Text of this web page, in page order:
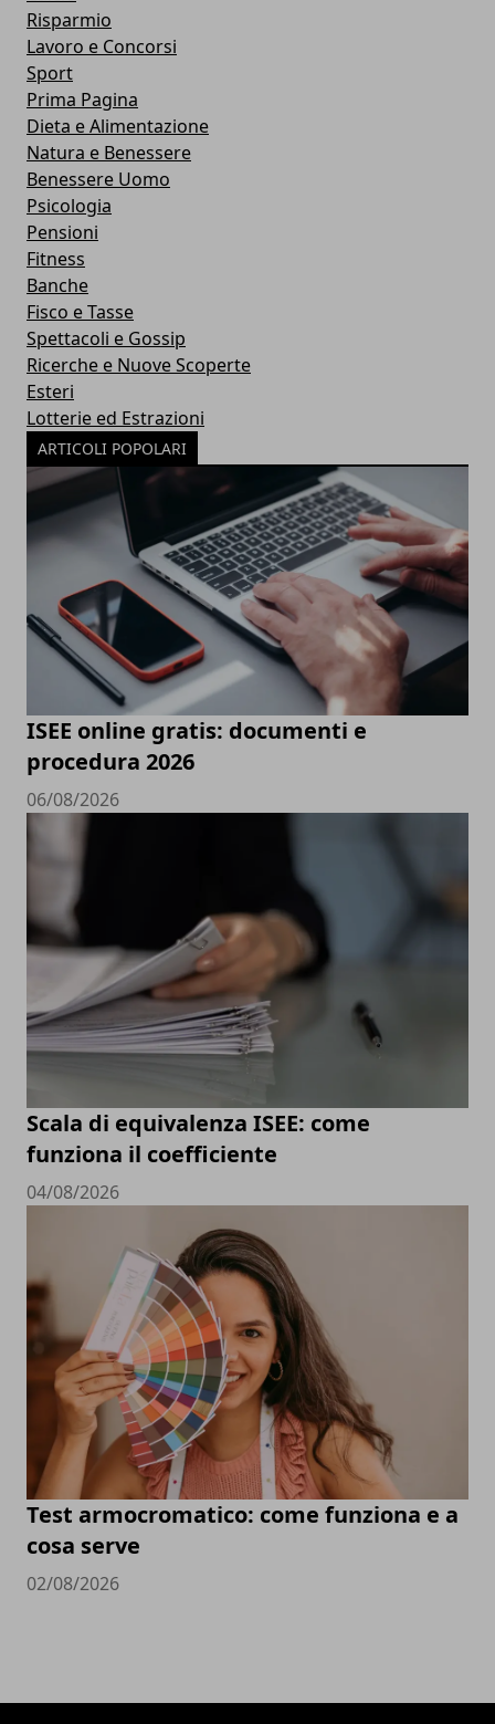
Risparmio
Lavoro e Concorsi
Sport
Prima Pagina
Dieta e Alimentazione
Natura e Benessere
Benessere Uomo
Psicologia
Pensioni
Fitness
Banche
Fisco e Tasse
Spettacoli e Gossip
Ricerche e Nuove Scoperte
Esteri
Lotterie ed Estrazioni
ARTICOLI POPOLARI
ISEE online gratis: documenti e
procedura 2026
06/08/2026
Scala di equivalenza ISEE: come
funziona il coefficiente
04/08/2026
Test armocromatico: come funziona e a
cosa serve
02/08/2026